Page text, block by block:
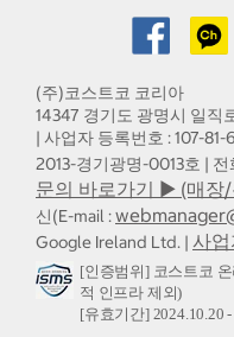
(주)코스트코 코리아
14347 경기도 광명시 일직
| 사업자 등록번호 : 107-
2013-경기광명-0013호 |
문의 바로가기 ▶ (매장
신(E-mail :
Google Ireland Ltd. | 사
[인증범위] 코스트코
적 인프라 제외)
[유효기간] 2024.10.20